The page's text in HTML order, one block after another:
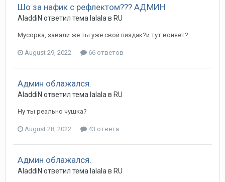
Шо за нафик с рефлектом??? АДМИН
AladdiN ответил тема lalala в RU
Мусорка, завали же ты уже свой пиздак?и тут воняет?
August 29, 2022 66 ответов
Админ облажался.
AladdiN ответил тема lalala в RU
Ну ты реально чушка?
August 28, 2022 43 ответа
Админ облажался.
AladdiN ответил тема lalala в RU